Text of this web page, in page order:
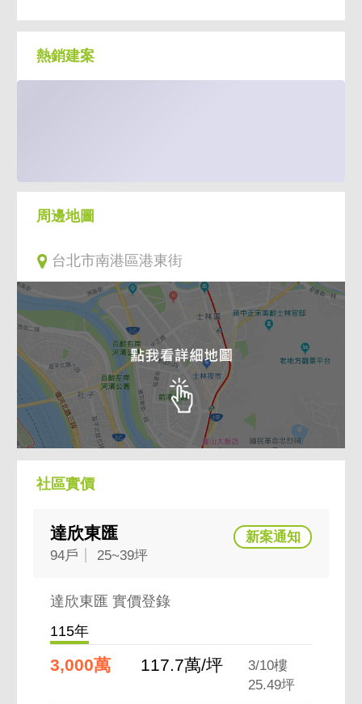
出遊，交通便利性無可匹敵。
純住精品： 全社區 94 戶規模適中，同層 5 戶
搭配 2 部電梯，出入單純不擁擠，營造高品質
標。
不到 3,500 萬即可入主南港經貿、流行音樂中
心、南港車站環繞的黃金地帶，享受國際級的
增值潛力與便利機能。
稀有釋出，給自己一個入住南港核心的機會！
這份精緻與溫馨，值得您親自蒞臨感受。
📞 專線預約，帶您領略達欣東匯的非凡魅力！
熱銷建案
周邊地圖
台北市南港區港東街
社區實價
達欣東匯
94戶 25~39坪
達欣東匯 實價登錄
115年
3,000萬 117.7萬/坪
3/10樓
25.49坪